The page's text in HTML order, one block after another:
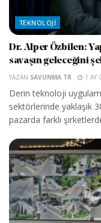
TEKNOLOJI
Dr. Alper Özbilen:
savaşın geleceğini
YAZAN SAVUNMA TR 1 AY
Derin teknoloji
sektörlerinde yaklaşık
pazarda farklı